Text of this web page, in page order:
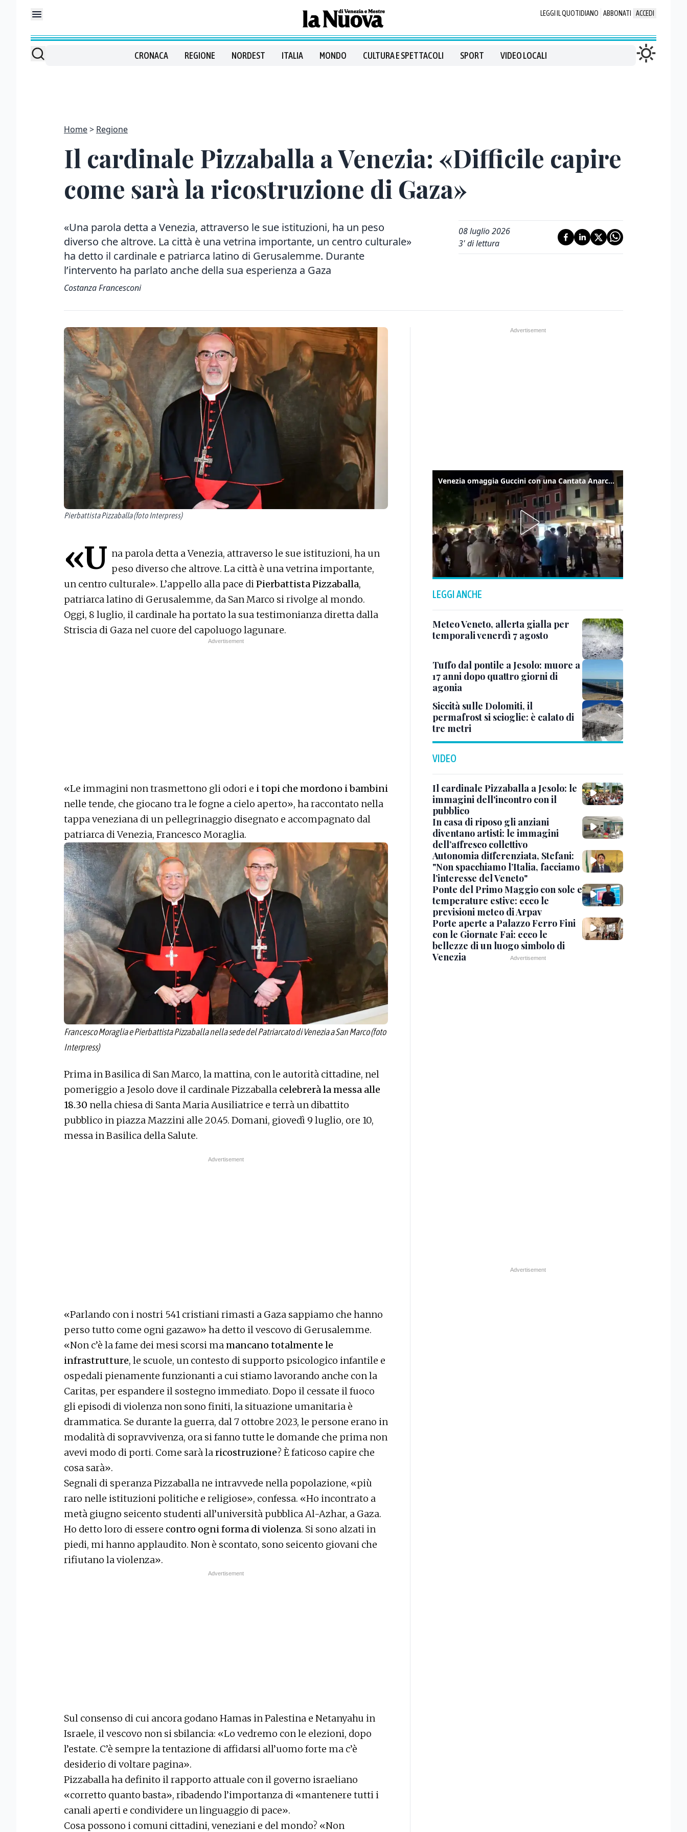
LEGGI IL QUOTIDIANO ABBONATI ACCEDI
CRONACA REGIONE NORDEST ITALIA MONDO CULTURA E SPETTACOLI SPORT VIDEO LOCALI
Home Regione
Il cardinale Pizzaballa a Venezia: «Difficile capire
come sarà la ricostruzione di Gaza»
«Una parola detta a Venezia, attraverso le sue istituzioni, ha un peso
diverso che altrove. La città è una vetrina importante, un centro culturale»
ha detto il cardinale e patriarca latino di Gerusalemme. Durante
l’intervento ha parlato anche della sua esperienza a Gaza
Costanza Francesconi
08 luglio 2026
3' di lettura
Pierbattista Pizzaballa (foto Interpress)
«U na parola detta a Venezia, attraverso le sue istituzioni, ha un
peso diverso che altrove. La città è una vetrina importante,
un centro culturale». L’appello alla pace diPierbattista Pizzaballa,
patriarca latino di Gerusalemme, da San Marco si rivolge al mondo.
Oggi, 8 luglio, il cardinale ha portato la sua testimonianza diretta dalla
Striscia di Gaza nel cuore del capoluogo lagunare.
«Le immagini non trasmettono gli odori e i topi che mordono i bambini
nelle tende, che giocano tra le fogne a cielo aperto», ha raccontato nella
tappa veneziana di un pellegrinaggio disegnato e accompagnato dal
patriarca di Venezia, Francesco Moraglia.
Francesco Moraglia e Pierbattista Pizzaballa nella sede del Patriarcato di Venezia a San Marco (foto
Interpress)
Prima in Basilica di San Marco, la mattina, con le autorità cittadine, nel
pomeriggio a Jesolo dove il cardinale Pizzaballa celebrerà la messa alle
18.30 nella chiesa di Santa Maria Ausiliatrice e terrà un dibattito
pubblico in piazza Mazzini alle 20.45. Domani, giovedì 9 luglio, ore 10,
messa in Basilica della Salute.
«Parlando con i nostri 541 cristiani rimasti a Gaza sappiamo che hanno
perso tutto come ogni gazawo» ha detto il vescovo di Gerusalemme.
«Non c’è la fame dei mesi scorsi mamancano totalmente le
infrastrutture, le scuole, un contesto di supporto psicologico infantile e
ospedali pienamente funzionanti a cui stiamo lavorando anche con la
Caritas, per espandere il sostegno immediato. Dopo il cessate il fuoco
gli episodi di violenza non sono finiti, la situazione umanitaria è
drammatica. Se durante la guerra, dal 7 ottobre 2023, le persone erano in
modalità di sopravvivenza, ora si fanno tutte le domande che prima non
avevi modo di porti. Come sarà laricostruzione? È faticoso capire che
cosa sarà».
Segnali di speranza Pizzaballa ne intravvede nella popolazione, «più
raro nelle istituzioni politiche e religiose», confessa. «Ho incontrato a
metà giugno seicento studenti all’università pubblica Al-Azhar, a Gaza.
Ho detto loro di essere contro ogni forma di violenza. Si sono alzati in
piedi, mi hanno applaudito. Non è scontato, sono seicento giovani che
rifiutano la violenza».
Sul consenso di cui ancora godano Hamas in Palestina e Netanyahu in
Israele, il vescovo non si sbilancia: «Lo vedremo con le elezioni, dopo
l’estate. C’è sempre la tentazione di affidarsi all’uomo forte ma c’è
desiderio di voltare pagina».
Pizzaballa ha definito il rapporto attuale con il governo israeliano
«corretto quanto basta», ribadendo l’importanza di «mantenere tutti i
canali aperti e condividere un linguaggio di pace».
Cosa possono i comuni cittadini, veneziani e del mondo? «Non
Venezia omaggia Guccini con una Cantata Anarchica in campo Santa Margherita
LEGGI ANCHE
Meteo Veneto, allerta gialla per
temporali venerdì 7 agosto
Tuffo dal pontile a Jesolo: muore a
17 anni dopo quattro giorni di
agonia
Siccità sulle Dolomiti, il
permafrost si scioglie: è calato di
tre metri
VIDEO
Il cardinale Pizzaballa a Jesolo: le
immagini dell'incontro con il
pubblico
In casa di riposo gli anziani
diventano artisti: le immagini
dell’affresco collettivo
Autonomia differenziata, Stefani:
"Non spacchiamo l’Italia, facciamo
l’interesse del Veneto"
Ponte del Primo Maggio con sole e
temperature estive: ecco le
previsioni meteo di Arpav
Porte aperte a Palazzo Ferro Fini
con le Giornate Fai: ecco le
bellezze di un luogo simbolo di
Venezia